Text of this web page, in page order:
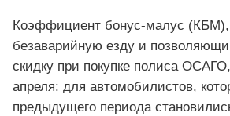
Коэффициент бонус-малус
безаварийную езду и
скидку при покупке полиса
апреля: для автомобилистов,
предыдущего периода